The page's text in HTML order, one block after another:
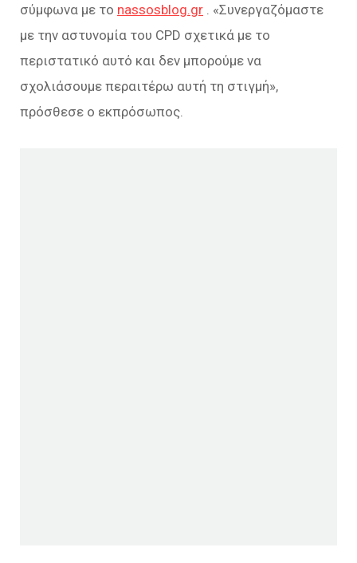
σύμφωνα με το nassosblog.gr . «Συνεργαζόμαστε
με την αστυνομία του CPD σχετικά με το
περιστατικό αυτό και δεν μπορούμε να
σχολιάσουμε περαιτέρω αυτή τη στιγμή»,
πρόσθεσε ο εκπρόσωπος.